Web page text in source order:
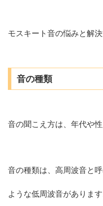
モスキート音の悩みと解
音の種類
音の聞こえ方は、年代や
音の種類は、高周波音と
ような低周波音があります